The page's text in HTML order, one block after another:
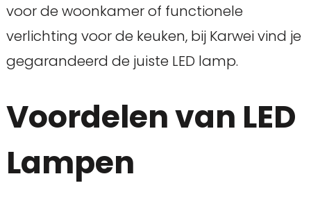
voor de woonkamer of functionele
verlichting voor de keuken, bij Karwei vind je
gegarandeerd de juiste LED lamp.
Voordelen van LED
Lampen